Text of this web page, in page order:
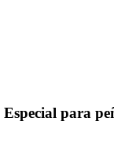
Especial para